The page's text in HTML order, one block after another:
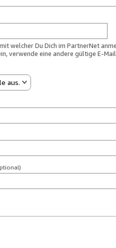
welcher Du Dich im PartnerNet
verwende eine andere gültige E-
aus.